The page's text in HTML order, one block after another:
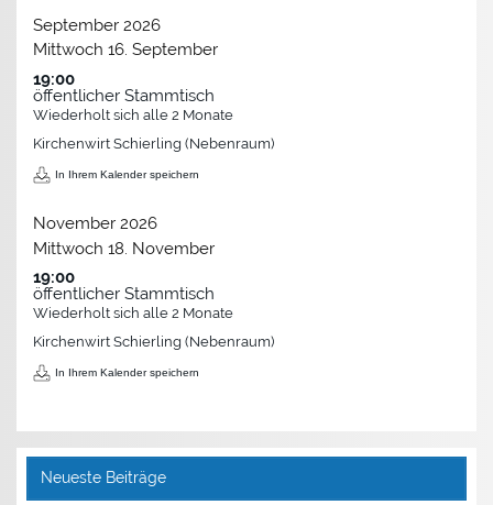
September 2026
Mittwoch 16. September
19:00
öffentlicher Stammtisch
Wiederholt sich alle 2 Monate
Kirchenwirt Schierling (Nebenraum)
In Ihrem Kalender speichern
November 2026
Mittwoch 18. November
19:00
öffentlicher Stammtisch
Wiederholt sich alle 2 Monate
Kirchenwirt Schierling (Nebenraum)
In Ihrem Kalender speichern
Neueste Beiträge